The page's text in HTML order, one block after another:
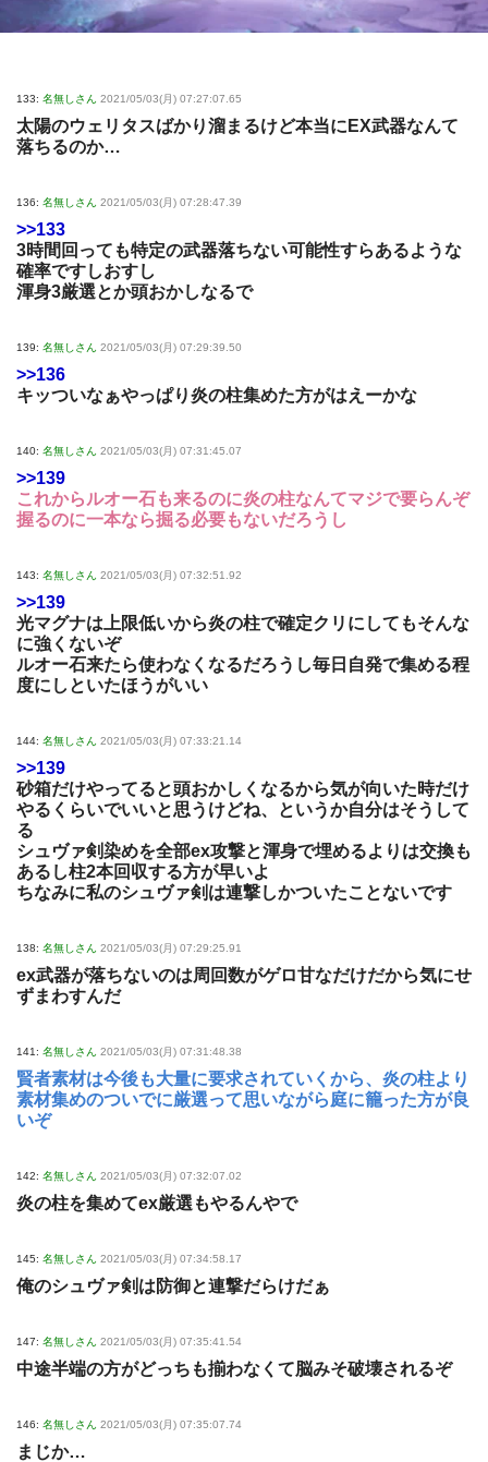
133: 名無しさん 2021/05/03(月) 07:27:07.65
太陽のウェリタスばかり溜まるけど本当にEX武器なんて
落ちるのか…
136: 名無しさん 2021/05/03(月) 07:28:47.39
>>133
3時間回っても特定の武器落ちない可能性すらあるような
確率ですしおすし
渾身3厳選とか頭おかしなるで
139: 名無しさん 2021/05/03(月) 07:29:39.50
>>136
キッついなぁやっぱり炎の柱集めた方がはえーかな
140: 名無しさん 2021/05/03(月) 07:31:45.07
>>139
これからルオー石も来るのに炎の柱なんてマジで要らんぞ
握るのに一本なら掘る必要もないだろうし
143: 名無しさん 2021/05/03(月) 07:32:51.92
>>139
光マグナは上限低いから炎の柱で確定クリにしてもそんな
に強くないぞ
ルオー石来たら使わなくなるだろうし毎日自発で集める程
度にしといたほうがいい
144: 名無しさん 2021/05/03(月) 07:33:21.14
>>139
砂箱だけやってると頭おかしくなるから気が向いた時だけ
やるくらいでいいと思うけどね、というか自分はそうして
る
シュヴァ剣染めを全部ex攻撃と渾身で埋めるよりは交換も
あるし柱2本回収する方が早いよ
ちなみに私のシュヴァ剣は連撃しかついたことないです
138: 名無しさん 2021/05/03(月) 07:29:25.91
ex武器が落ちないのは周回数がゲロ甘なだけだから気にせ
ずまわすんだ
141: 名無しさん 2021/05/03(月) 07:31:48.38
賢者素材は今後も大量に要求されていくから、炎の柱より
素材集めのついでに厳選って思いながら庭に籠った方が良
いぞ
142: 名無しさん 2021/05/03(月) 07:32:07.02
炎の柱を集めてex厳選もやるんやで
145: 名無しさん 2021/05/03(月) 07:34:58.17
俺のシュヴァ剣は防御と連撃だらけだぁ
147: 名無しさん 2021/05/03(月) 07:35:41.54
中途半端の方がどっちも揃わなくて脳みそ破壊されるぞ
146: 名無しさん 2021/05/03(月) 07:35:07.74
まじか…